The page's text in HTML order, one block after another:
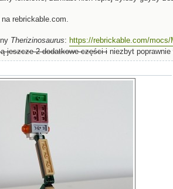
rebrickable.com.
Therizinosaurus: https://rebrickable.com/
jeszcze 2 dodatkowe części iniezbyt poprawnie